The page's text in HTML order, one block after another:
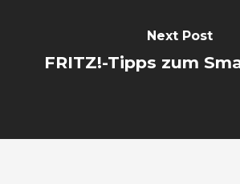
Next Post
FRITZ!-Tipps zum